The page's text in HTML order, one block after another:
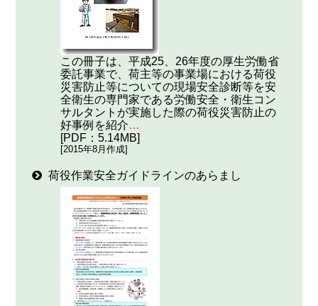
この冊子は、平成25、26年度の厚生労働省
委託事業で、荷主等の事業場における荷役
災害防止等についての現場安全診断等を安
全衛生の専門家である労働安全・衛生コン
サルタントが実施した際の荷役災害防止の
好事例を紹介…
[PDF：5.14MB]
[2015年8月作成]
荷役作業安全ガイドラインのあらまし